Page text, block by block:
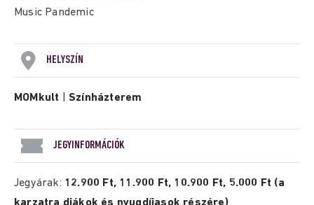
Music Pandemic
HELYSZÍN
MOMkult |Színházterem
JEGYINFORMÁCIÓK
Jegyárak: 12.900 Ft, 11.900 Ft, 10.900 Ft, 5.000 Ft (a